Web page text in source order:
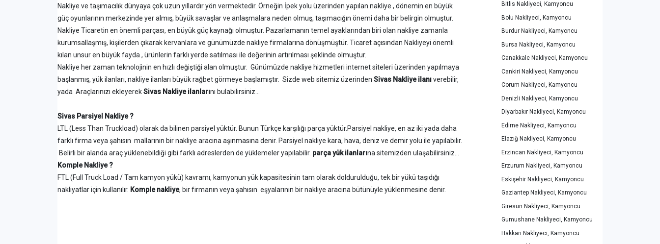
Nakliye ve taşımacılık dünyaya çok uzun yıllardır yön vermektedir. Örneğin İpek yolu üzerinden yapılan nakliye , dönemin en büyük
güç oyunlarının merkezinde yer almış, büyük savaşlar ve anlaşmalara neden olmuş, taşımacığın önemi daha bir belirgin olmuştur.
Nakliye Ticaretin en önemli parçası, en büyük güç kaynağı olmuştur. Pazarlamanın temel ayaklarından biri olan nakliye zamanla
kurumsallaşmış, kişilerden çıkarak kervanlara ve günümüzde nakliye firmalarına dönüşmüştür. Ticaret açısından Nakliyeyi önemli
kılan unsur en büyük fayda , ürünlerin farklı yerde satılması ile değerinin artırılması şeklinde olmuştur.
Nakliye her zaman teknolojinin en hızlı değiştiği alan olmuştur. Günümüzde nakliye hizmetleri internet siteleri üzerinden yapılmaya
başlanmış, yük ilanları, nakliye ilanları büyük rağbet görmeye başlamıştır. Sizde web sitemiz üzerinden Sivas Nakliye ilanıverebilir,
yada Araçlarınızı ekleyerekSivas Nakliye ilanlarını bulabilirsiniz...
Sivas Parsiyel Nakliye ?
LTL (Less Than Truckload) olarak da bilinen parsiyel yüktür. Bunun Türkçe karşılığı parça yüktür.Parsiyel nakliye, en az iki yada daha
farklı firma veya şahısın mallarının bir nakliye aracına aşınmasına denir. Parsiyel nakliye kara, hava, deniz ve demir yolu ile yapılabilir.
Belirli bir alanda araç yüklenebildiği gibi farklı adreslerden de yüklemeler yapılabilir. parça yük ilanlarına sitemizden ulaşabilirsiniz...
Komple Nakliye ?
FTL (Full Truck Load / Tam kamyon yükü) kavramı, kamyonun yük kapasitesinin tam olarak doldurulduğu, tek bir yükü taşıdığı
nakliyatlar için kullanılır. Komple nakliye, bir firmanın veya şahısın eşyalarının bir nakliye aracına bütünüyle yüklenmesine denir.
Bitlis Nakliyeci, Kamyoncu
Bolu Nakliyeci, Kamyoncu
Burdur Nakliyeci, Kamyoncu
Bursa Nakliyeci, Kamyoncu
Canakkale Nakliyeci, Kamyoncu
Cankiri Nakliyeci, Kamyoncu
Corum Nakliyeci, Kamyoncu
Denizli Nakliyeci, Kamyoncu
Diyarbakır Nakliyeci, Kamyoncu
Edirne Nakliyeci, Kamyoncu
Elazığ Nakliyeci, Kamyoncu
Erzincan Nakliyeci, Kamyoncu
Erzurum Nakliyeci, Kamyoncu
Eskişehir Nakliyeci, Kamyoncu
Gaziantep Nakliyeci, Kamyoncu
Giresun Nakliyeci, Kamyoncu
Gumushane Nakliyeci, Kamyoncu
Hakkari Nakliyeci, Kamyoncu